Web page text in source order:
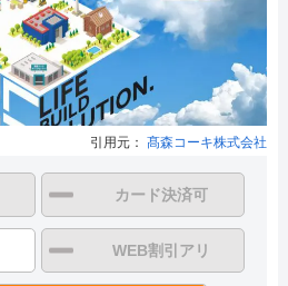
引用元： 髙森コーキ株式会社
カード決済可
WEB割引アリ